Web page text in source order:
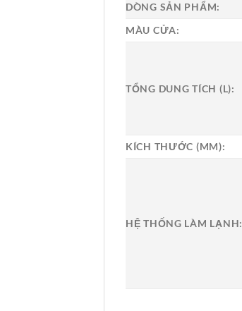
DÒNG SẢN PHẨM:
MÀU CỬA:
TỔNG DUNG TÍCH (L):
KÍCH THƯỚC (MM):
HỆ THỐNG LÀM LẠNH: